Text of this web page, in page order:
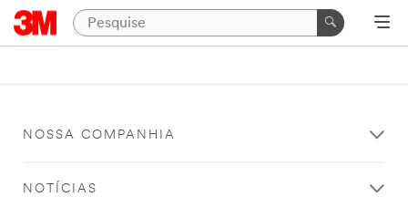
NOSSA COMPANHIA
NOTÍCIAS